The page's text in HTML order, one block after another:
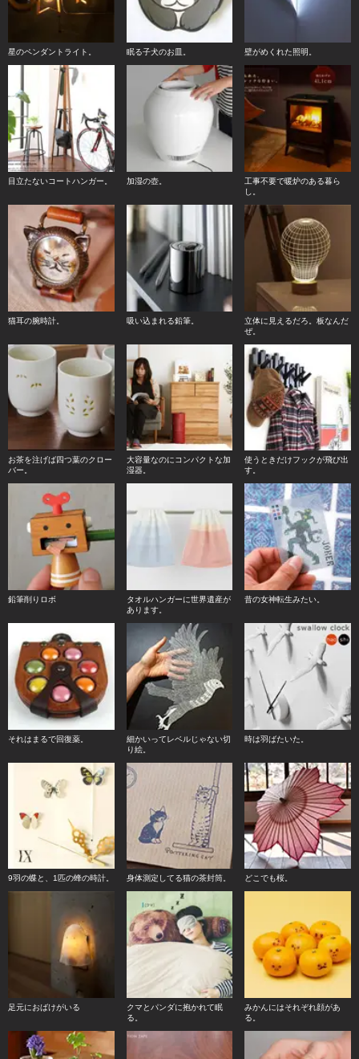
星のペンダントライト。 眠る子犬のお皿。 壁がめくれた照明。
目立たないコートハンガー。 加湿の壺。
工事不要で暖炉のある暮ら
し。
猫耳の腕時計。 吸い込まれる鉛筆。
立体に見えるだろ。板なんだ
ぜ。
お茶を注げば四つ葉のクロー
バー。
大容量なのにコンパクトな加
湿器。
使うときだけフックが飛び出
す。
鉛筆削りロボ
タオルハンガーに世界遺産が
あります。
昔の女神転生みたい。
それはまるで回復薬。
細かいってレベルじゃない切
り絵。
時は羽ばたいた。
9羽の蝶と、1匹の蜂の時計。 身体測定してる猫の茶封筒。 どこでも桜。
足元におばけがいる
クマとパンダに抱かれて眠
る。
みかんにはそれぞれ顔があ
る。